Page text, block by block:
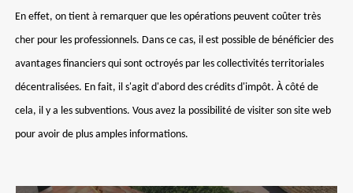
En effet, on tient à remarquer que les opérations peuvent coûter très
cher pour les professionnels. Dans ce cas, il est possible de bénéficier des
avantages financiers qui sont octroyés par les collectivités territoriales
décentralisées. En fait, il s'agit d'abord des crédits d'impôt. À côté de
cela, il y a les subventions. Vous avez la possibilité de visiter son site web
pour avoir de plus amples informations.